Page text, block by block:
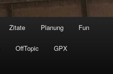
Zitate Planung Fun
OffTopic GPX